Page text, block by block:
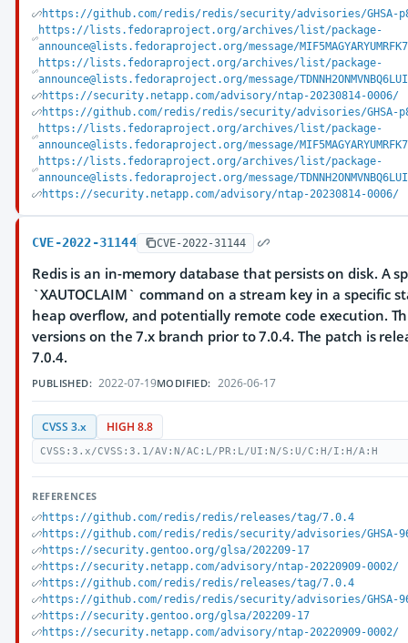
https://github.com/redis/redis/security/advisories/GHSA-
https://lists.fedoraproject.org/archives/list/package-
announce@lists.fedoraproject.org/message/
https://lists.fedoraproject.org/archives/list/package-
announce@lists.fedoraproject.org/message/
https://security.netapp.com/advisory/ntap-20230814-0006/
https://github.com/redis/redis/security/advisories/GHSA-
https://lists.fedoraproject.org/archives/list/package-
announce@lists.fedoraproject.org/message/
https://lists.fedoraproject.org/archives/list/package-
announce@lists.fedoraproject.org/message/
https://security.netapp.com/advisory/ntap-20230814-0006/
CVE-2022-31144 CVE-2022-31144
Redis is an in-memory database that persists on disk. A
`XAUTOCLAIM` command on a stream key in a specific
heap overflow, and potentially remote code execution.
versions on the 7.x branch prior to 7.0.4. The patch is
7.0.4.
PUBLISHED: 2022-07-19MODIFIED: 2026-06-17
CVSS 3.x HIGH 8.8
CVSS:3.x/CVSS:3.1/AV:N/AC:L/PR:L/UI:N/S:U/C:H/I:H/A:H
REFERENCES
https://github.com/redis/redis/releases/tag/7.0.4
https://github.com/redis/redis/security/advisories/GHSA-
https://security.gentoo.org/glsa/202209-17
https://security.netapp.com/advisory/ntap-20220909-0002/
https://github.com/redis/redis/releases/tag/7.0.4
https://github.com/redis/redis/security/advisories/GHSA-
https://security.gentoo.org/glsa/202209-17
https://security.netapp.com/advisory/ntap-20220909-0002/